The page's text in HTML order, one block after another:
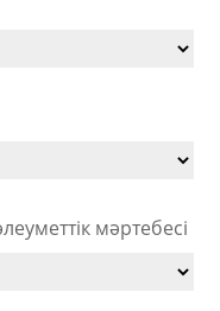
мәртебесі